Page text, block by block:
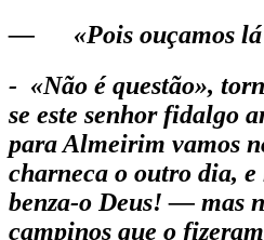
— «Pois ouçamos lá
- «Não é questão»,
se este senhor fidalgo
para Almeirim vamos
charneca o outro dia,
benza-o Deus! — mas
campinos que o